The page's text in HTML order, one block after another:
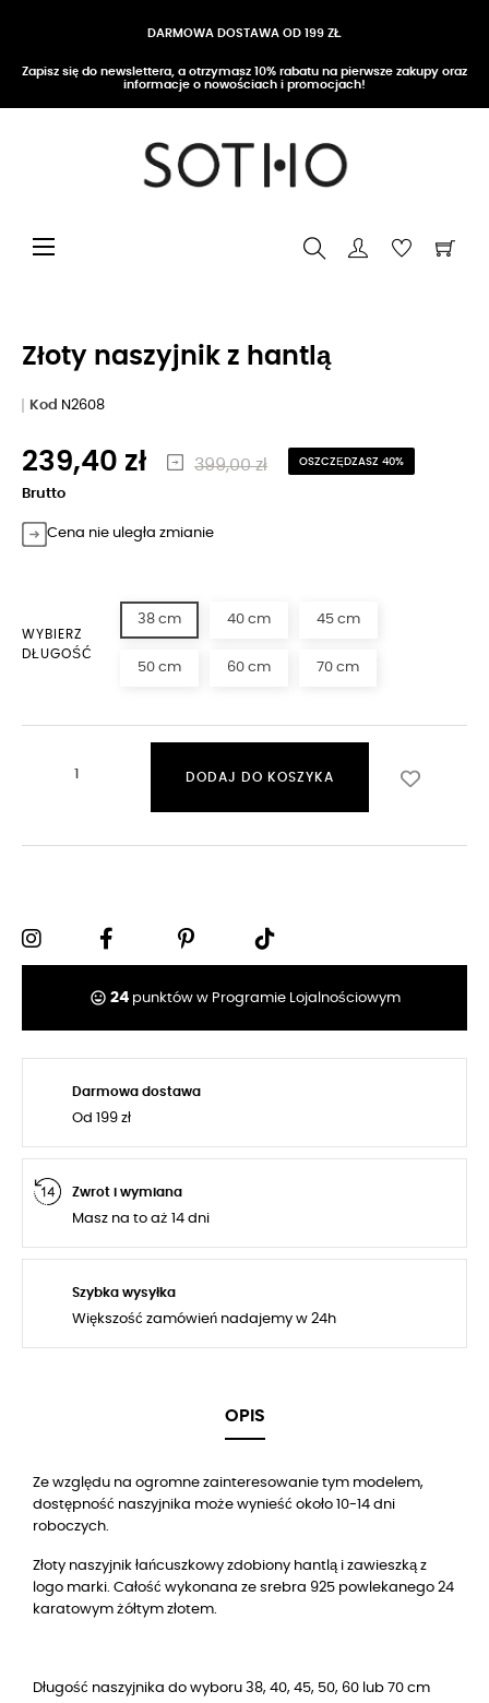
DARMOWA DOSTAWA OD 199 ZŁ
Zapisz się do newslettera, a otrzymasz 10% rabatu na pierwsze zakupy oraz
informacje o nowościach i promocjach!
Przełącz nawigację
☰
Złoty naszyjnik z hantlą
Kod N2608
239,40 zł 399,00 zł OSZCZĘDZASZ 40%
Brutto
Cena nie uległa zmianie
WYBIERZ
DŁUGOŚĆ
38 cm 40 cm 45 cm
50 cm 60 cm 70 cm
DODAJ DO KOSZYKA
tag_faces 24punktów w Programie Lojalnościowym
Darmowa dostawa
Od 199 zł
Zwrot i wymiana
Masz na to aż 14 dni
Szybka wysyłka
Większość zamówień nadajemy w 24h
OPIS
Ze względu na ogromne zainteresowanie tym modelem,
dostępność naszyjnika może wynieść około 10-14 dni
roboczych.
Złoty naszyjnik łańcuszkowy zdobiony hantlą i zawieszką z
logo marki. Całość wykonana ze srebra 925 powlekanego 24
karatowym żółtym złotem.
Długość naszyjnika do wyboru 38, 40, 45, 50, 60 lub 70 cm